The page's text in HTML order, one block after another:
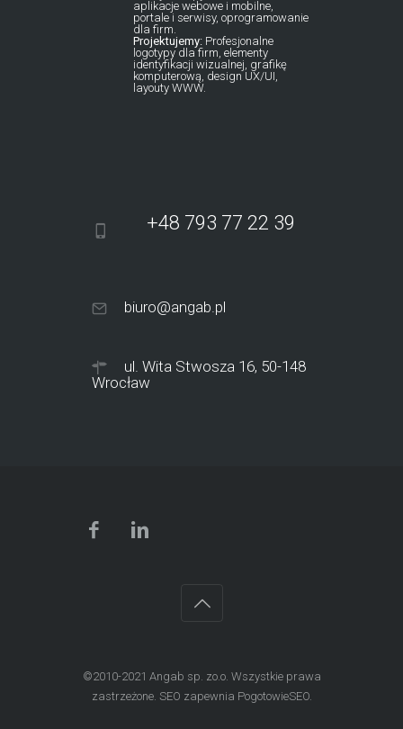
aplikacje webowe i mobilne,
portale i serwisy, oprogramowanie
dla firm.
Projektujemy: Profesjonalne
logotypy dla firm, elementy
identyfikacji wizualnej, grafikę
komputerową, design UX/UI,
layouty WWW.
+48 793 77 22 39
biuro@angab.pl
ul. Wita Stwosza 16, 50-148
Wrocław
©2010-2021 Angab sp. zo.o. Wszystkie prawa
zastrzeżone. SEO zapewnia PogotowieSEO.